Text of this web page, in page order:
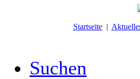
Startseite|
Suchen